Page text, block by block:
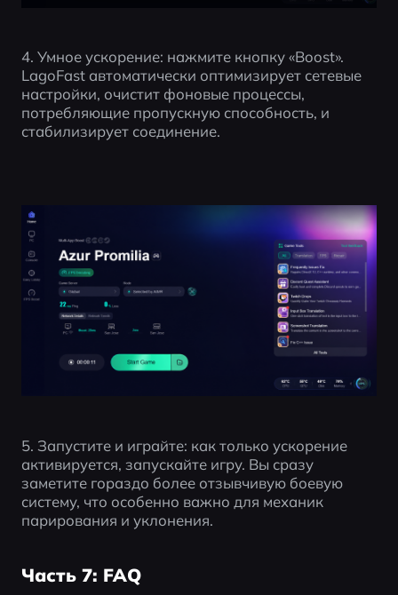
4. Умное ускорение: нажмите кнопку «Boost».
LagoFast автоматически оптимизирует сетевые
настройки, очистит фоновые процессы,
потребляющие пропускную способность, и
стабилизирует соединение.
5. Запустите и играйте: как только ускорение
активируется, запускайте игру. Вы сразу
заметите гораздо более отзывчивую боевую
систему, что особенно важно для механик
парирования и уклонения.
Часть 7: FAQ